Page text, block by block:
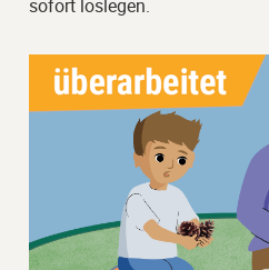
sofort loslegen.